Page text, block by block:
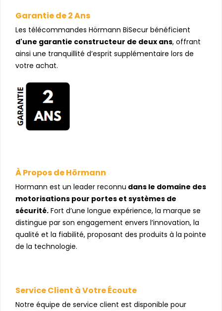
Garantie de 2 Ans
Les télécommandes Hörmann BiSecur bénéficient
d'une garantie constructeur de deux ans, offrant
ainsi une tranquillité d’esprit supplémentaire lors de
votre achat.
À Propos de Hörmann
Hormann est un leader reconnu dans le domaine des
motorisations pour portes et systèmes de
sécurité. Fort d’une longue expérience, la marque se
distingue par son engagement envers l’innovation, la
qualité et la fiabilité, proposant des produits à la pointe
de la technologie.
Service Client à Votre Écoute
Notre équipe de service client est disponible pour